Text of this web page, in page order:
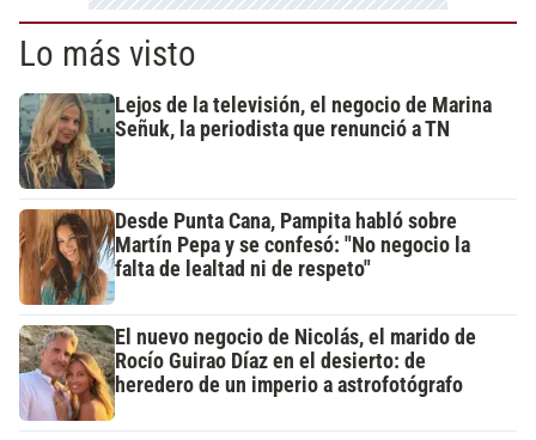
Lo más visto
Lejos de la televisión, el negocio de Marina
Señuk, la periodista que renunció a TN
Desde Punta Cana, Pampita habló sobre
Martín Pepa y se confesó: "No negocio la
falta de lealtad ni de respeto"
El nuevo negocio de Nicolás, el marido de
Rocío Guirao Díaz en el desierto: de
heredero de un imperio a astrofotógrafo